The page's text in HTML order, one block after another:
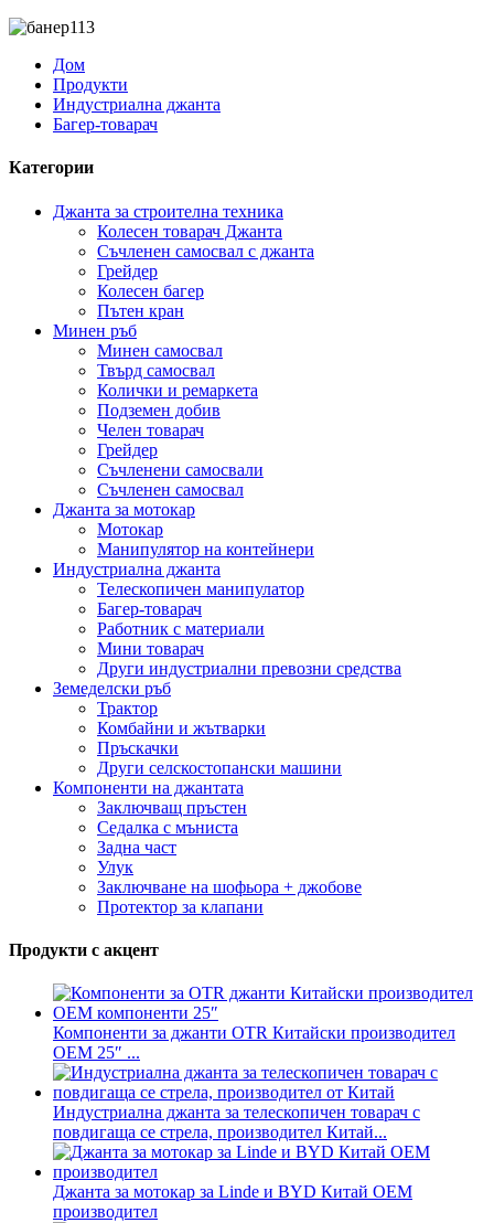
Дом
Продукти
Индустриална джанта
Багер-товарач
Категории
Джанта за строителна техника
Колесен товарач Джанта
Съчленен самосвал с джанта
Грейдер
Колесен багер
Пътен кран
Минен ръб
Минен самосвал
Твърд самосвал
Колички и ремаркета
Подземен добив
Челен товарач
Грейдер
Съчленени самосвали
Съчленен самосвал
Джанта за мотокар
Мотокар
Манипулятор на контейнери
Индустриална джанта
Телескопичен манипулатор
Багер-товарач
Работник с материали
Мини товарач
Други индустриални превозни средства
Земеделски ръб
Трактор
Комбайни и жътварки
Пръскачки
Други селскостопански машини
Компоненти на джантата
Заключващ пръстен
Седалка с мъниста
Задна част
Улук
Заключване на шофьора + джобове
Протектор за клапани
Продукти с акцент
Компоненти за джанти OTR Китайски производител
OEM 25″ ...
Индустриална джанта за телескопичен товарач с
повдигаща се стрела, производител Китай...
Джанта за мотокар за Linde и BYD Китай OEM
производител